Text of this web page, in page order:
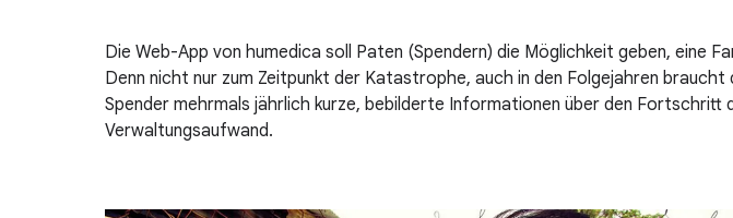
Die Web-App von humedica soll Paten (Spendern) die Möglichkeit geben, eine
Denn nicht nur zum Zeitpunkt der Katastrophe, auch in den Folgejahren
Spender mehrmals jährlich kurze, bebilderte Informationen über den
Verwaltungsaufwand.